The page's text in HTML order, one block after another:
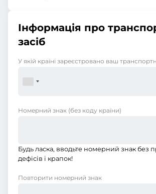
Інформація про
засіб
У якій країні зареєстровано ваш
Номерний знак (без коду країни)
Будь ласка, вводьте номерний знак без
дефісів і крапок!
Повторити номерний знак